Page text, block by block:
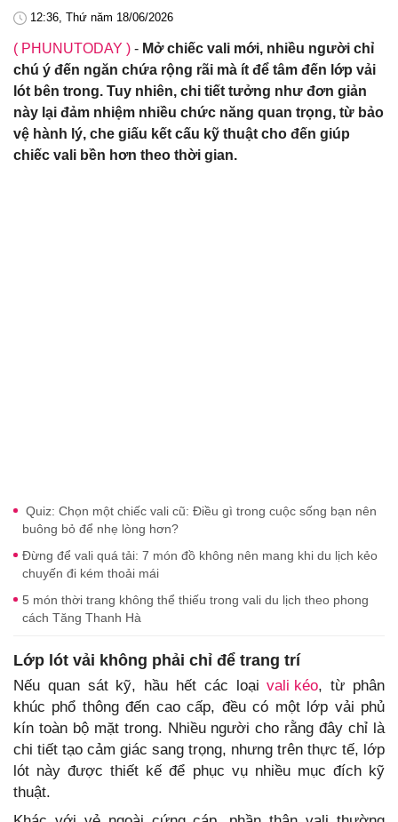
12:36, Thứ năm 18/06/2026
( PHUNUTODAY ) - Mở chiếc vali mới, nhiều người chỉ
chú ý đến ngăn chứa rộng rãi mà ít để tâm đến lớp vải
lót bên trong. Tuy nhiên, chi tiết tưởng như đơn giản
này lại đảm nhiệm nhiều chức năng quan trọng, từ bảo
vệ hành lý, che giấu kết cấu kỹ thuật cho đến giúp
chiếc vali bền hơn theo thời gian.
Quiz: Chọn một chiếc vali cũ: Điều gì trong cuộc sống bạn nên
buông bỏ để nhẹ lòng hơn?
Đừng để vali quá tải: 7 món đồ không nên mang khi du lịch kẻo
chuyến đi kém thoải mái
5 món thời trang không thể thiếu trong vali du lịch theo phong
cách Tăng Thanh Hà
Lớp lót vải không phải chỉ để trang trí
Nếu quan sát kỹ, hầu hết các loạivali kéo, từ phân
khúc phổ thông đến cao cấp, đều có một lớp vải phủ
kín toàn bộ mặt trong. Nhiều người cho rằng đây chỉ là
chi tiết tạo cảm giác sang trọng, nhưng trên thực tế, lớp
lót này được thiết kế để phục vụ nhiều mục đích kỹ
thuật.